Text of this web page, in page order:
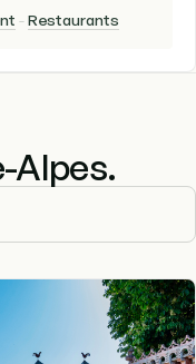
-Restaurants
Alpes.